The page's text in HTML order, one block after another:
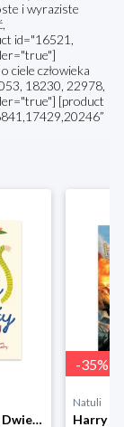
i wyraziste
id="16521,
ciele człowieka
18230, 22978,
[product
Przeplatalińscy Dwie siostry
-35%
Natuli